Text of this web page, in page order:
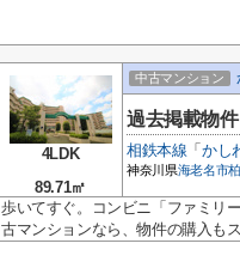
4LDK
89.71㎡
中古マンション
過去掲載物件
相鉄本線 「かし
神奈川県海老名市
歩いてすぐ。コンビニ「ファミリ
古マンションなら、物件の購入も